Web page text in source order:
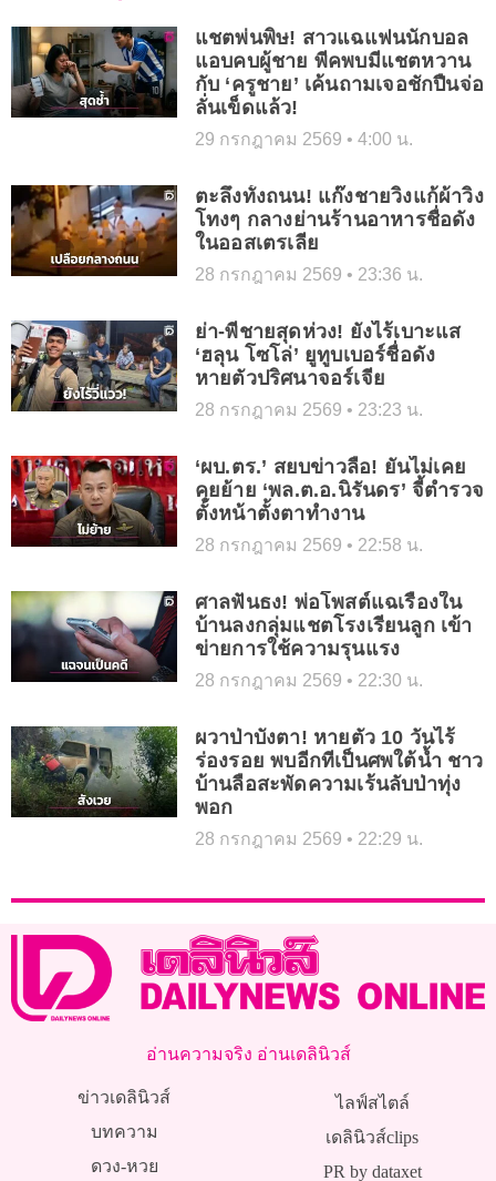
แชตพ่นพิษ! สาวแฉแฟนนักบอล
แอบคบผู้ชาย พีคพบมีแชตหวาน
กับ ‘ครูชาย’ เค้นถามเจอชักปืนจ่อ
ลั่นเข็ดแล้ว!
29 กรกฎาคม 2569 4:00 น.
ตะลึงทั้งถนน! แก๊งชายวิ่งแก้ผ้าวิ่ง
โทงๆ กลางย่านร้านอาหารชื่อดัง
ในออสเตรเลีย
28 กรกฎาคม 2569 23:36 น.
ย่า-พี่ชายสุดห่วง! ยังไร้เบาะแส
‘ฮลุน โซโล่’ ยูทูบเบอร์ชื่อดัง
หายตัวปริศนาจอร์เจีย
28 กรกฎาคม 2569 23:23 น.
‘ผบ.ตร.’ สยบข่าวลือ! ยันไม่เคย
คุยย้าย ‘พล.ต.อ.นิรันดร’ จี้ตำรวจ
ตั้งหน้าตั้งตาทำงาน
28 กรกฎาคม 2569 22:58 น.
ศาลฟันธง! พ่อโพสต์แฉเรื่องใน
บ้านลงกลุ่มแชตโรงเรียนลูก เข้า
ข่ายการใช้ความรุนแรง
28 กรกฎาคม 2569 22:30 น.
ผวาป่าบังตา! หายตัว 10 วันไร้
ร่องรอย พบอีกทีเป็นศพใต้น้ำ ชาว
บ้านลือสะพัดความเร้นลับป่าทุ่ง
พอก
28 กรกฎาคม 2569 22:29 น.
อ่านความจริง อ่านเดลินิวส์
ข่าวเดลินิวส์
บทความ
ดวง-หวย
ไลฟ์สไตล์
เดลินิวส์clips
PR by dataxet